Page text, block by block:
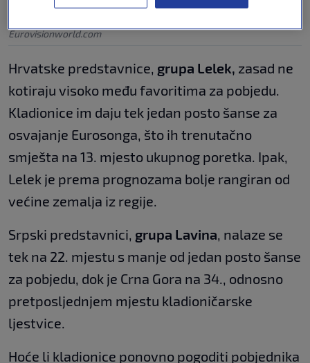
Eurovisionworld.com
Hrvatske predstavnice, grupa Lelek, zasad ne
kotiraju visoko među favoritima za pobjedu.
Kladionice im daju tek jedan posto šanse za
osvajanje Eurosonga, što ih trenutačno
smješta na 13. mjesto ukupnog poretka. Ipak,
Lelek je prema prognozama bolje rangiran od
većine zemalja iz regije.
Srpski predstavnici, grupa Lavina , nalaze se
tek na 22. mjestu s manje od jedan posto šanse
za pobjedu, dok je Crna Gora na 34., odnosno
pretposljednjem mjestu kladioničarske
ljestvice.
Hoće li kladionice ponovno pogoditi pobjednika